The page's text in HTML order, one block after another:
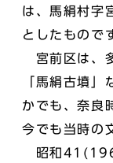
は、馬絹村字
としたもので
宮前区は、
「馬絹古墳」
かでも、奈良
今でも当時の
昭和